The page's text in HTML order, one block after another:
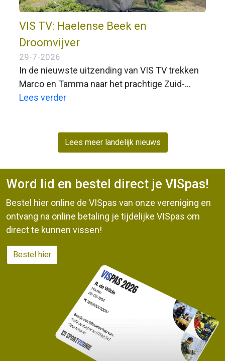
VIS TV: Haelense Beek en
Droomvijver
29-7-2026
In de nieuwste uitzending van VIS TV trekken
Marco en Tamma naar het prachtige Zuid-
Limburg. Daar beleven ze een zeer gevarieerde
Lees verder
Lees meer landelijk nieuws
Word lid en bestel direct je VISpas!
Bestel hier online de VISpas van onze vereniging en
ontvang na online betaling je tijdelijke VISpas om
direct te kunnen vissen!
Bestel hier